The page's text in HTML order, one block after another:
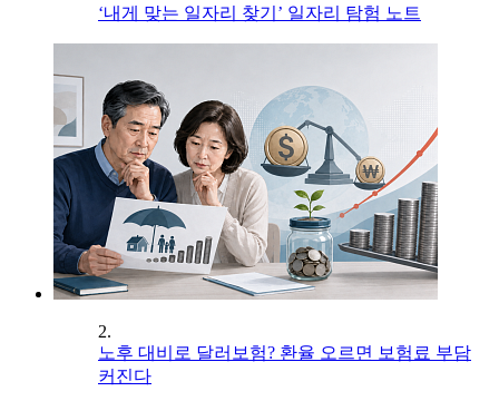
‘내게 맞는 일자리 찾기’ 일자리 탐험 노트
2.
노후 대비로 달러보험? 환율 오르면 보험료 부담
커진다